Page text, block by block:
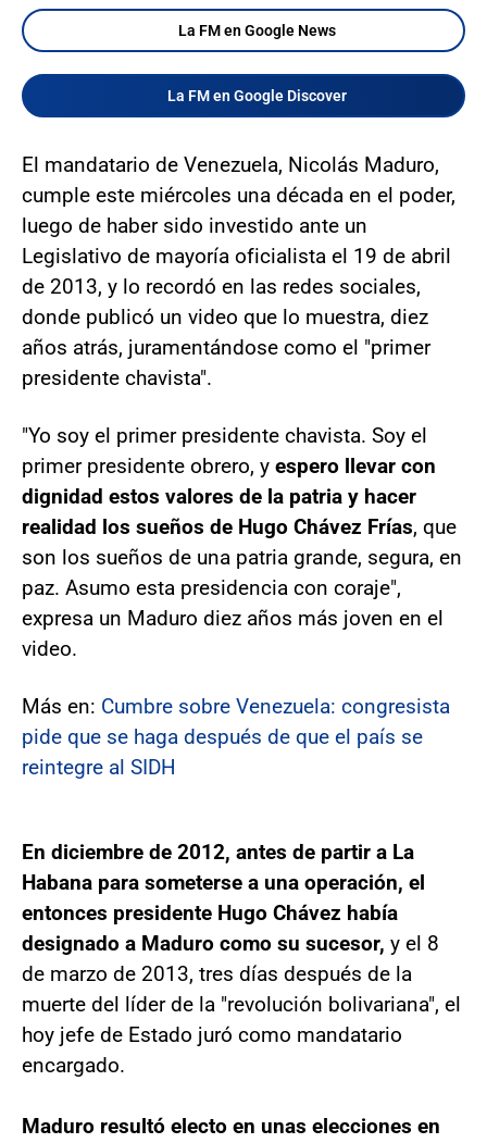
La FM en Google News
La FM en Google Discover
El mandatario de Venezuela, Nicolás Maduro,
cumple este miércoles una década en el poder,
luego de haber sido investido ante un
Legislativo de mayoría oficialista el 19 de abril
de 2013, y lo recordó en las redes sociales,
donde publicó un video que lo muestra, diez
años atrás, juramentándose como el "primer
presidente chavista".
"Yo soy el primer presidente chavista. Soy el
primer presidente obrero, y espero llevar con
dignidad estos valores de la patria y hacer
realidad los sueños de Hugo Chávez Frías, que
son los sueños de una patria grande, segura, en
paz. Asumo esta presidencia con coraje",
expresa un Maduro diez años más joven en el
video.
Más en: Cumbre sobre Venezuela: congresista
pide que se haga después de que el país se
reintegre al SIDH
En diciembre de 2012, antes de partir a La
Habana para someterse a una operación, el
entonces presidente Hugo Chávez había
designado a Maduro como su sucesor, y el 8
de marzo de 2013, tres días después de la
muerte del líder de la "revolución bolivariana", el
hoy jefe de Estado juró como mandatario
encargado.
Maduro resultó electo en unas elecciones en